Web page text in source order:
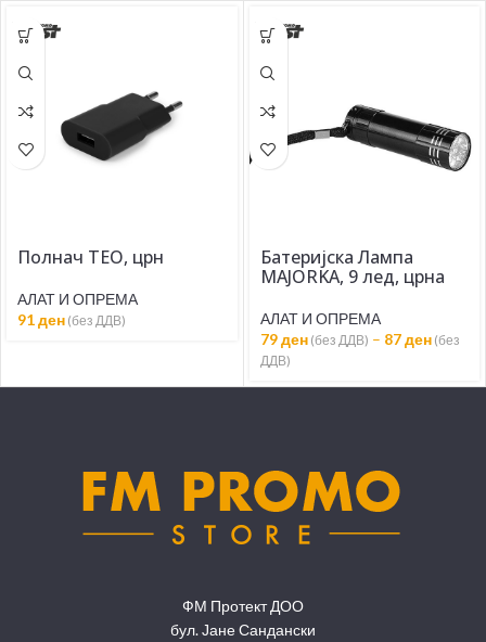
Полнач ТЕО, црн
АЛАТ И ОПРЕМА
91ден (без ДДВ)
Батеријска Лампа
MAJORKA, 9 лед, црна
АЛАТ И ОПРЕМА
79ден(без ДДВ) – 87ден(без
ДДВ)
ФМ Протект ДОО
бул. Јане Сандански